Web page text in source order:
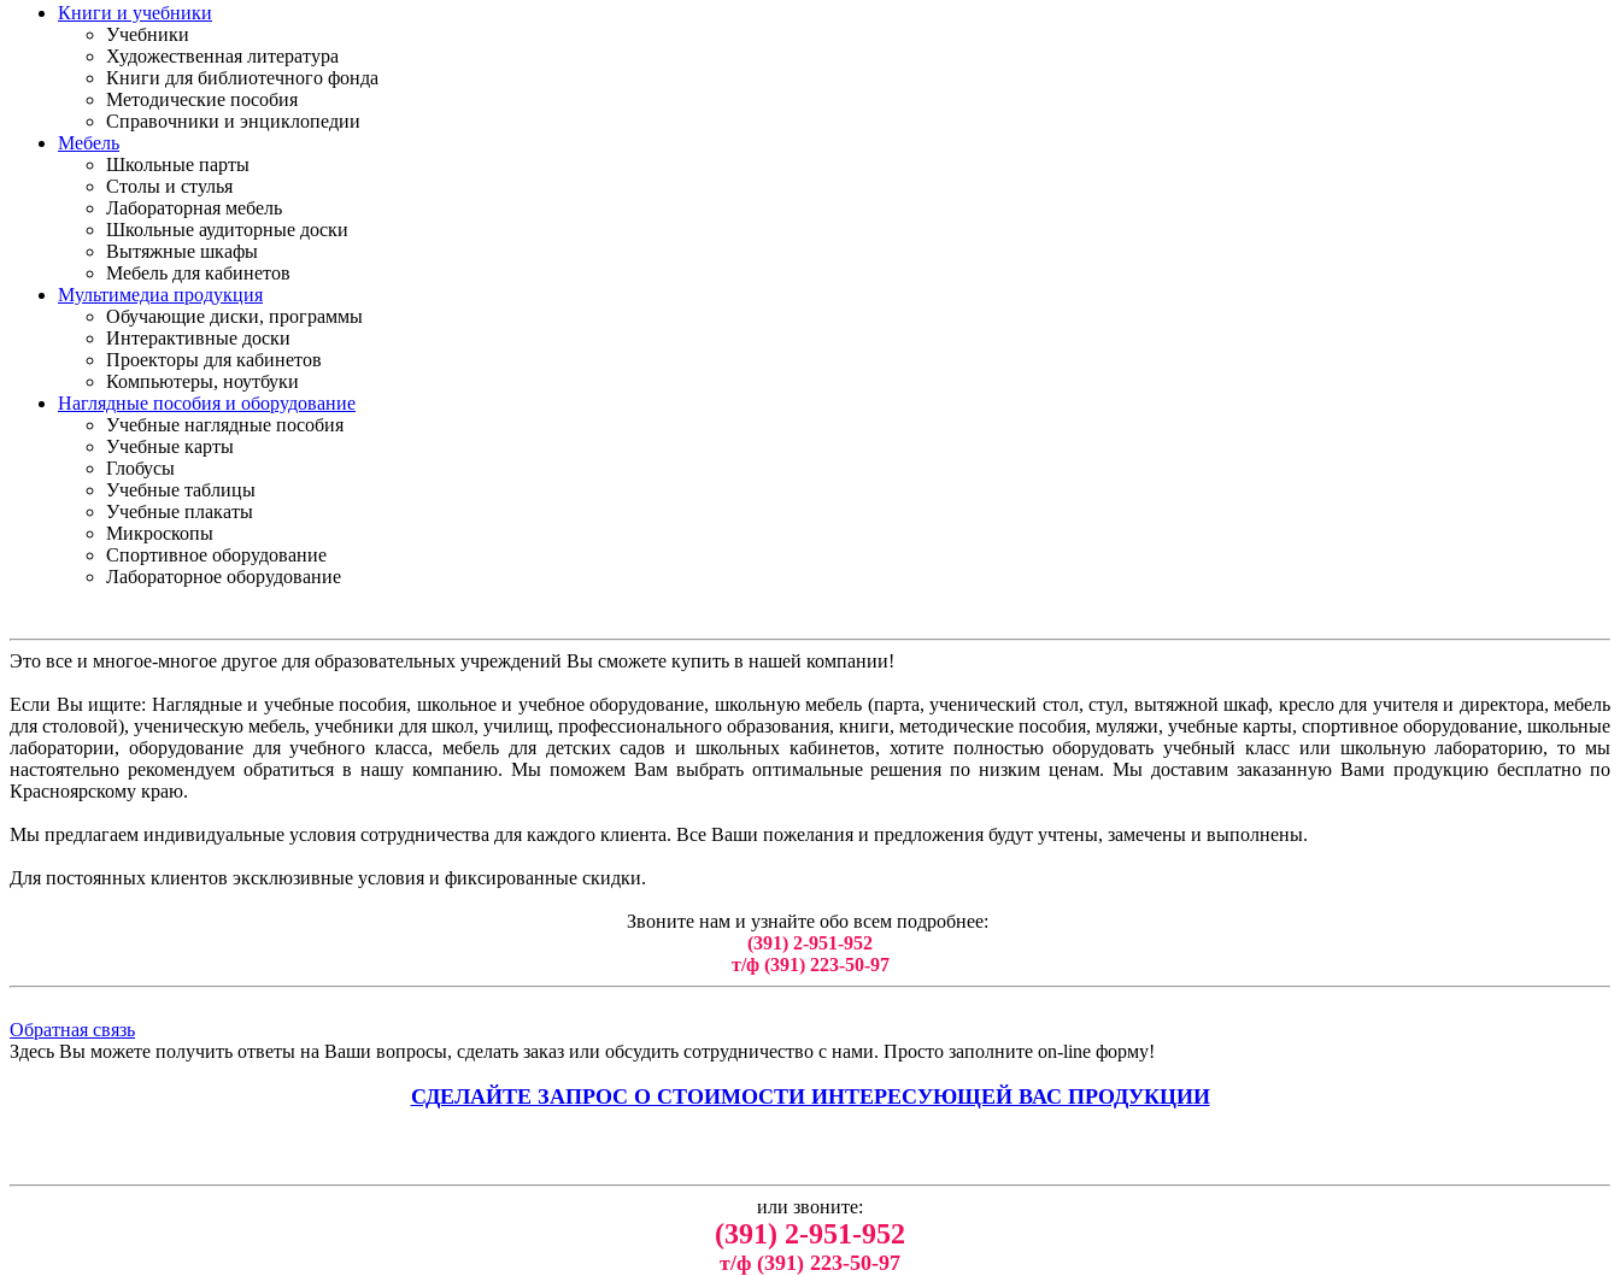
Книги и учебники
Учебники
Художественная литература
Книги для библиотечного фонда
Методические пособия
Справочники и энциклопедии
Мебель
Школьные парты
Столы и стулья
Лабораторная мебель
Школьные аудиторные доски
Вытяжные шкафы
Мебель для кабинетов
Мультимедиа продукция
Обучающие диски, программы
Интерактивные доски
Проекторы для кабинетов
Компьютеры, ноутбуки
Наглядные пособия и оборудование
Учебные наглядные пособия
Учебные карты
Глобусы
Учебные таблицы
Учебные плакаты
Микроскопы
Спортивное оборудование
Лабораторное оборудование
Это все и многое-многое другое для образовательных учреждений Вы сможете купить в нашей компании!
Если Вы ищите: Наглядные и учебные пособия, школьное и учебное оборудование, школьную мебель (парта, ученический стол, стул, вытяжной шкаф, кресло для учителя и директора, мебель
для столовой), ученическую мебель, учебники для школ, училищ, профессионального образования, книги, методические пособия, муляжи, учебные карты, спортивное оборудование, школьные
лаборатории, оборудование для учебного класса, мебель для детских садов и школьных кабинетов, хотите полностью оборудовать учебный класс или школьную лабораторию, то мы
настоятельно рекомендуем обратиться в нашу компанию. Мы поможем Вам выбрать оптимальные решения по низким ценам. Мы доставим заказанную Вами продукцию бесплатно по
Красноярскому краю.
Мы предлагаем индивидуальные условия сотрудничества для каждого клиента. Все Ваши пожелания и предложения будут учтены, замечены и выполнены.
Для постоянных клиентов эксклюзивные условия и фиксированные скидки.
Звоните нам и узнайте обо всем подробнее:
(391) 2-951-952
т/ф (391) 223-50-97
Обратная связь
Здесь Вы можете получить ответы на Ваши вопросы, сделать заказ или обсудить сотрудничество с нами. Просто заполните on-line форму!
СДЕЛАЙТЕ ЗАПРОС О СТОИМОСТИ ИНТЕРЕСУЮЩЕЙ ВАС ПРОДУКЦИИ
или звоните:
(391) 2-951-952
т/ф (391) 223-50-97